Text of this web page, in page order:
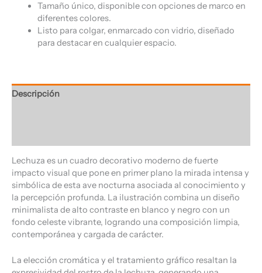
Tamaño único, disponible con opciones de marco en
diferentes colores.
Listo para colgar, enmarcado con vidrio, diseñado
para destacar en cualquier espacio.
Descripción
Lechuza es un cuadro decorativo moderno de fuerte
impacto visual que pone en primer plano la mirada intensa y
simbólica de esta ave nocturna asociada al conocimiento y
la percepción profunda. La ilustración combina un diseño
minimalista de alto contraste en blanco y negro con un
fondo celeste vibrante, logrando una composición limpia,
contemporánea y cargada de carácter.
La elección cromática y el tratamiento gráfico resaltan la